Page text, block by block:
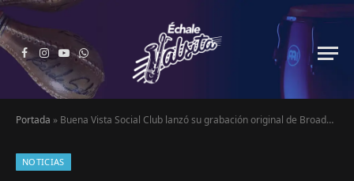
Facebook
Instagram
YouTubeWhatsApp
Portada » Buena Vista Social Club lanzó su grabación original de Broadway
NOTICIAS